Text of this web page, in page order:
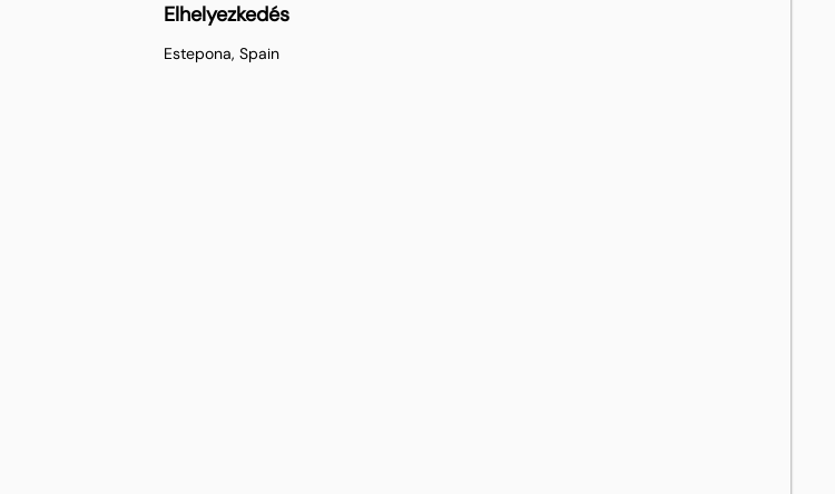
Elhelyezkedés
Estepona, Spain